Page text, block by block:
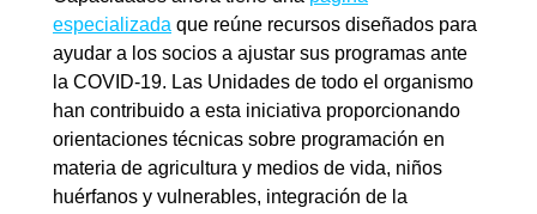
especializada que reúne recursos diseñados para
ayudar a los socios a ajustar sus programas ante
la COVID-19. Las Unidades de todo el organismo
han contribuido a esta iniciativa proporcionando
orientaciones técnicas sobre programación en
materia de agricultura y medios de vida, niños
huérfanos y vulnerables, integración de la